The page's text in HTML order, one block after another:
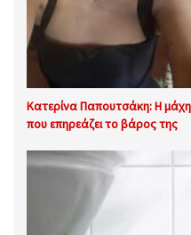
Κατερίνα Παπουτσάκη: Η μάχη
που επηρεάζει το βάρος της